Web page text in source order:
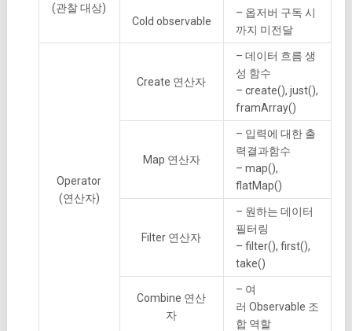
(관찰 대상)
Cold observable
– 옵저버 구독 시
까지 미전달
Operator
(연산자)
Create 연산자
– 데이터 흐름 생
성 함수
– create(), just(),
framArray()
Map 연산자
– 입력에 대한 출
력결과함수
– map(),
flatMap()
Filter 연산자
– 원하는 데이터
필터링
– filter(), first(),
take()
Combine 연산
자
– 여
러 Observable 조
합 역할